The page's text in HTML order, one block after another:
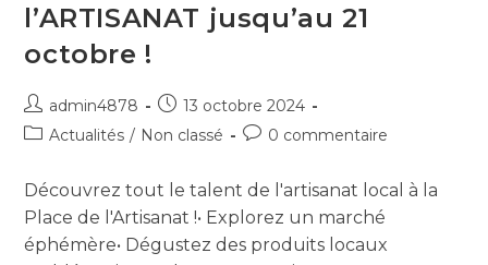
l’ARTISANAT jusqu’au 21
octobre !
admin4878
13 octobre 2024
Actualités / Non classé 0 commentaire
Découvrez tout le talent de l'artisanat local à la
Place de l'Artisanat !• Explorez un marché
éphémère• Dégustez des produits locaux